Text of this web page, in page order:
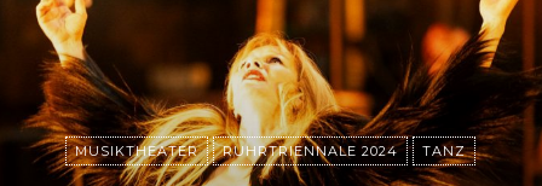
MUSIKTHEATER RUHRTRIENNALE 2024 TANZ